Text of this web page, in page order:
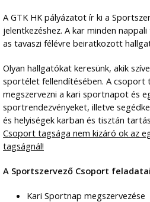
A GTK HK pályázatot ír ki a
jelentkezéshez. A kar minden
as tavaszi félévre beiratkozott
Olyan hallgatókat keresünk, akik
sportélet fellendítésében. A csoport
megszervezni a kari sportnapot és
sportrendezvényeket, illetve
és helyiségek karban és tisztán
Csoport tagsága nem kizáró ok az
tagságnál!
A Sportszervező Csoport
Kari Sportnap megszervezése